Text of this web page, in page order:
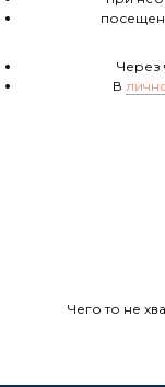
Через
В
Чего то не